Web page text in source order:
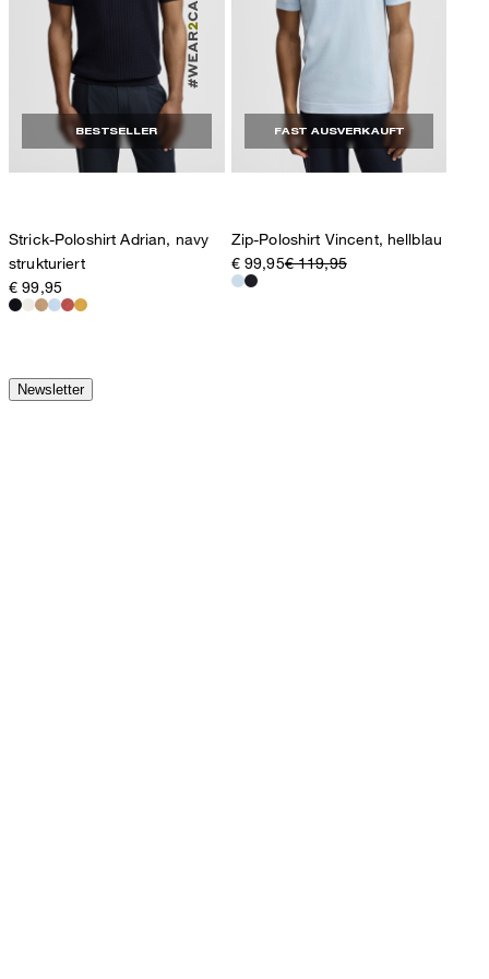
BESTSELLER
Strick-Poloshirt Adrian, navy
strukturiert
€ 99,95
FAST AUSVERKAUFT
Zip-Poloshirt Vincent, hellblau
€ 99,95€ 119,95
Newsletter